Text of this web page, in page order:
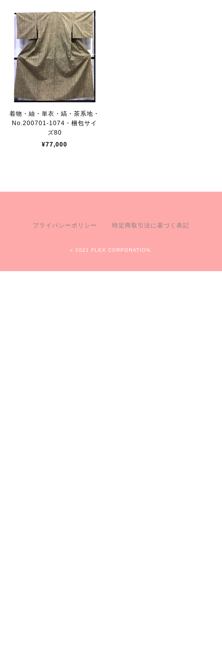
着物・紬・単衣・縞・茶系地・
No.200701-1074・梱包サイ
ズ80
¥77,000
プライバシーポリシー 特定商取引法に基づく表記
c 2021 FLEX CORPORATION.